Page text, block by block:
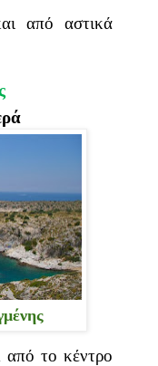
από αστικά
από το κέντρο